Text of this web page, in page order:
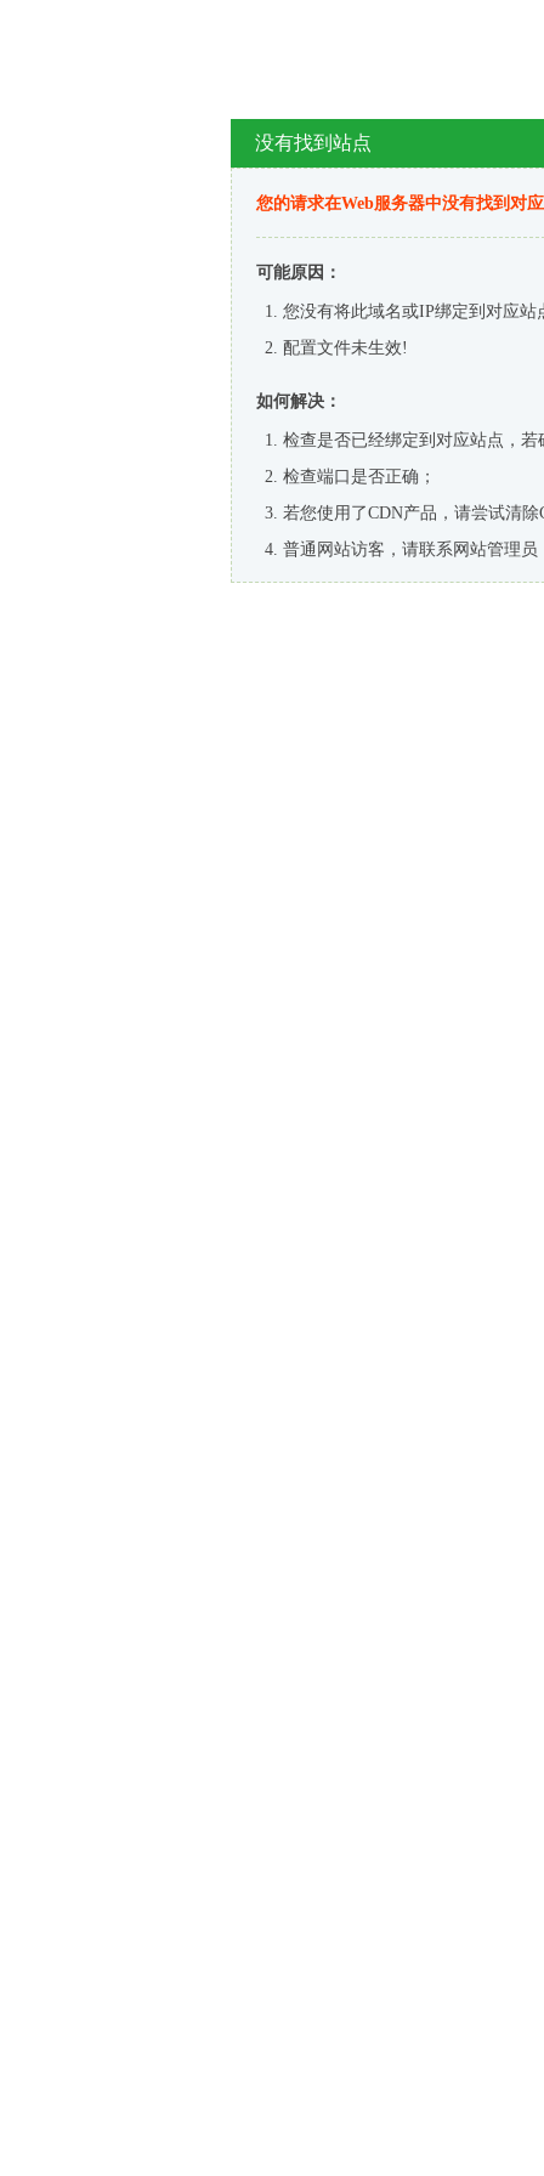
没有找到站点
您的请求在Web服务器中没有找到对
可能原因：
您没有将此域名或IP绑定到对应站
配置文件未生效!
如何解决：
检查是否已经绑定到对应站点，
检查端口是否正确；
若您使用了CDN产品，请尝试清除
普通网站访客，请联系网站管理员